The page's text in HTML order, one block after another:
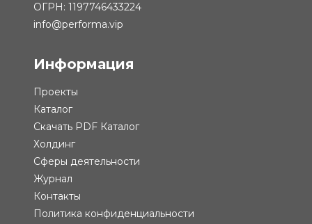
ОГРН: 1197746433224
info@performa.vip
Информация
Проекты
Каталог
Скачать PDF Каталог
Холдинг
Сферы деятельности
Журнал
Контакты
Политика конфиденциальности